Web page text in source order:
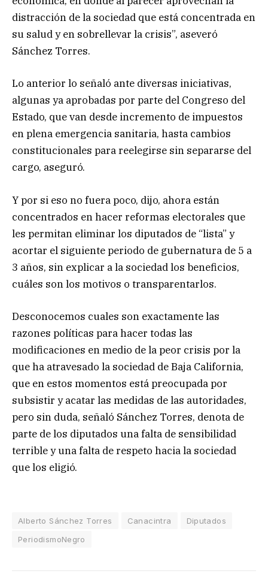
distracción de la sociedad que está concentrada en
su salud y en sobrellevar la crisis”, aseveró
Sánchez Torres.
Lo anterior lo señaló ante diversas iniciativas,
algunas ya aprobadas por parte del Congreso del
Estado, que van desde incremento de impuestos
en plena emergencia sanitaria, hasta cambios
constitucionales para reelegirse sin separarse del
cargo, aseguró.
Y por si eso no fuera poco, dijo, ahora están
concentrados en hacer reformas electorales que
les permitan eliminar los diputados de “lista” y
acortar el siguiente periodo de gubernatura de 5 a
3 años, sin explicar a la sociedad los beneficios,
cuáles son los motivos o transparentarlos.
Desconocemos cuales son exactamente las
razones políticas para hacer todas las
modificaciones en medio de la peor crisis por la
que ha atravesado la sociedad de Baja California,
que en estos momentos está preocupada por
subsistir y acatar las medidas de las autoridades,
pero sin duda, señaló Sánchez Torres, denota de
parte de los diputados una falta de sensibilidad
terrible y una falta de respeto hacia la sociedad
que los eligió.
Alberto Sánchez Torres Canacintra
Diputados
PeriodismoNegro